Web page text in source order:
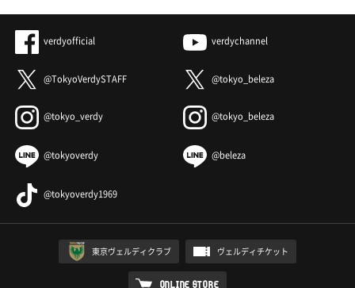
verdyofficial verdychannel
@TokyoVerdySTAFF @tokyo_beleza
@tokyo_verdy @tokyo_beleza
@tokyoverdy @beleza
@tokyoverdy1969
東京ヴェルディクラブ ヴェルディチケット
ONLINE STORE